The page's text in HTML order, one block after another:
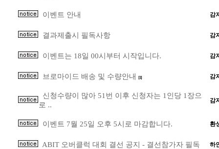
이벤트 안내 감
결과제출시 필독사항 감
이벤트는 18일 00시부터 시작입니다. 감
브로마이드 배송 및 수량안내 [1] 감
신청수량이 많아 51번 이후 신청자는 1인당 1장으
로 ..
감
이벤트 7월 25일 오후 5시로 마감합니다. 환
ABIT 오버클럭 대회 결선 공지 - 결선참가자 필독 하